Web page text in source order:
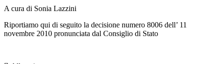
A cura di Sonia Lazzini
Riportiamo qui di seguito la decisione numero 8006 dell’ 11
novembre 2010 pronunciata dal Consiglio di Stato